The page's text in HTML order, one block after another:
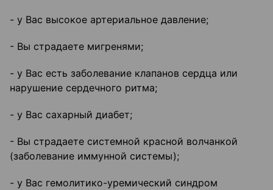
- у Вас высокое артериальное давление;
- Вы страдаете мигренями;
- у Вас есть заболевание клапанов сердца или
нарушение сердечного ритма;
- у Вас сахарный диабет;
- Вы страдаете системной красной волчанкой
(заболевание иммунной системы);
- у Вас гемолитико-уремический синдром